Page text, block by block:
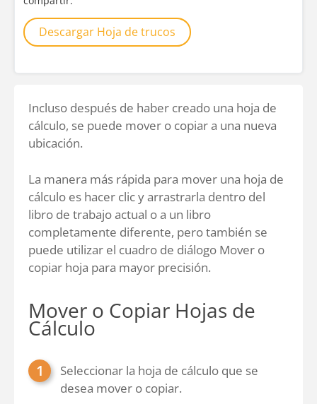
Descargar Hoja de trucos
Incluso después de haber creado una hoja de
cálculo, se puede mover o copiar a una nueva
ubicación.
La manera más rápida para mover una hoja de
cálculo es hacer clic y arrastrarla dentro del
libro de trabajo actual o a un libro
completamente diferente, pero también se
puede utilizar el cuadro de diálogo Mover o
copiar hoja para mayor precisión.
Mover o Copiar Hojas de
Cálculo
Seleccionar la hoja de cálculo que se
desea mover o copiar.